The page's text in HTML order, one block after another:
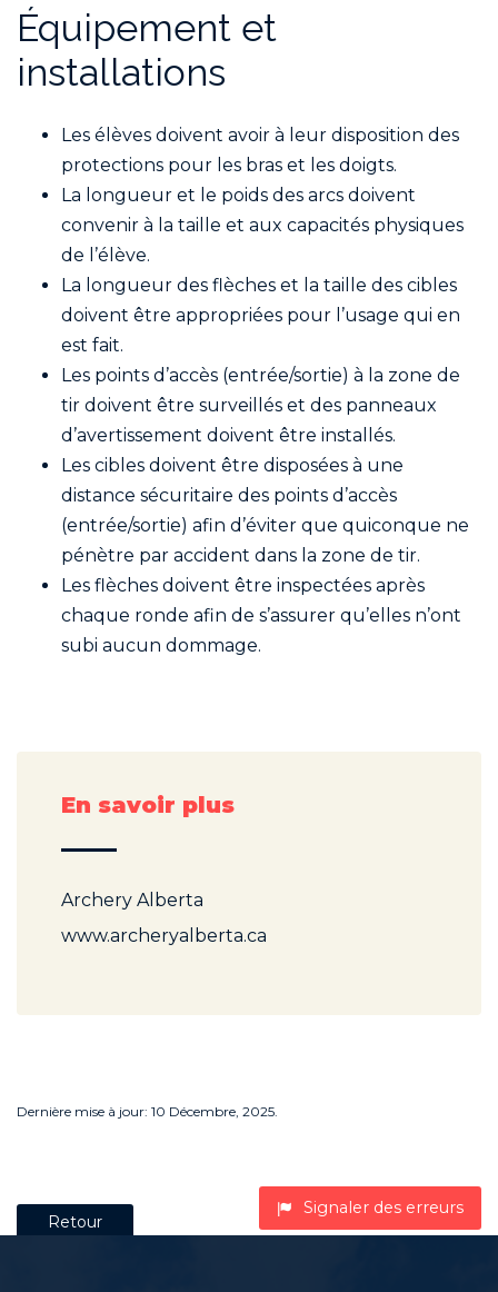
Équipement et
installations
Les élèves doivent avoir à leur disposition des
protections pour les bras et les doigts.
La longueur et le poids des arcs doivent
convenir à la taille et aux capacités physiques
de l’élève.
La longueur des flèches et la taille des cibles
doivent être appropriées pour l’usage qui en
est fait.
Les points d’accès (entrée/sortie) à la zone de
tir doivent être surveillés et des panneaux
d’avertissement doivent être installés.
Les cibles doivent être disposées à une
distance sécuritaire des points d’accès
(entrée/sortie) afin d’éviter que quiconque ne
pénètre par accident dans la zone de tir.
Les flèches doivent être inspectées après
chaque ronde afin de s’assurer qu’elles n’ont
subi aucun dommage.
En savoir plus
Archery Alberta
www.archeryalberta.ca
Dernière mise à jour: 10 Décembre, 2025.
Retour
Signaler des erreurs